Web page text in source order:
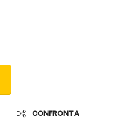
CONFRONTA